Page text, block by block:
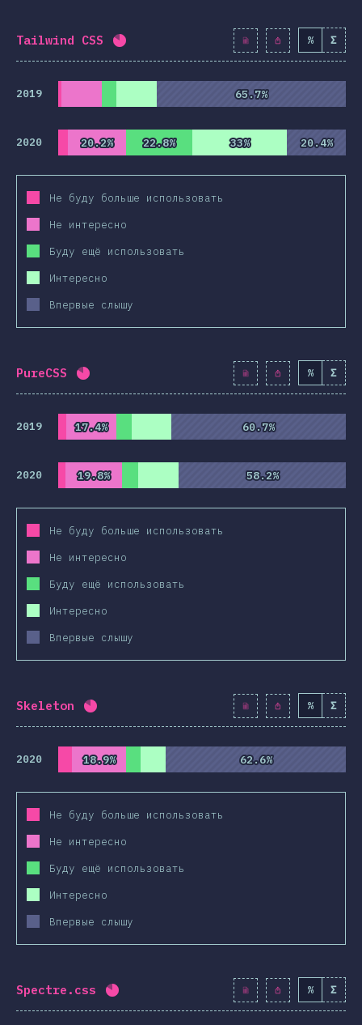
Tailwind CSS Процент заполнения: 82.2 % (9445
% Σ
2019 65.7%
65.7%
2020 20.2%
20.2% 22.8%
22.8% 33%
33% 20.4%
20.4%
Не буду больше использовать
Не интересно
Буду ещё использовать
Интересно
Впервые слышу
PureCSS Процент заполнения: 81.9 % ( 9415 )% Σ
2019 17.4%
17.4% 60.7%
60.7%
2020 19.8%
19.8% 58.2%
58.2%
Не буду больше использовать
Не интересно
Буду ещё использовать
Интересно
Впервые слышу
Skeleton Процент заполнения: 82 % 9424 % Σ
2020 18.9%
18.9% 62.6%
62.6%
Не буду больше использовать
Не интересно
Буду ещё использовать
Интересно
Впервые слышу
Spectre.css Процент заполнения: 81.9% 9410 )
% Σ